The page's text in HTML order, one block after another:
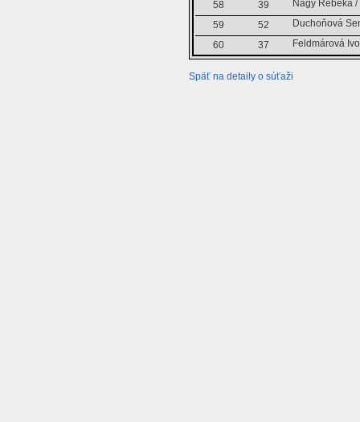
58 39
Nagy Rebeka
59
52
Duchoňová
60
37 Feldmárová
Späť na detaily o súťaži